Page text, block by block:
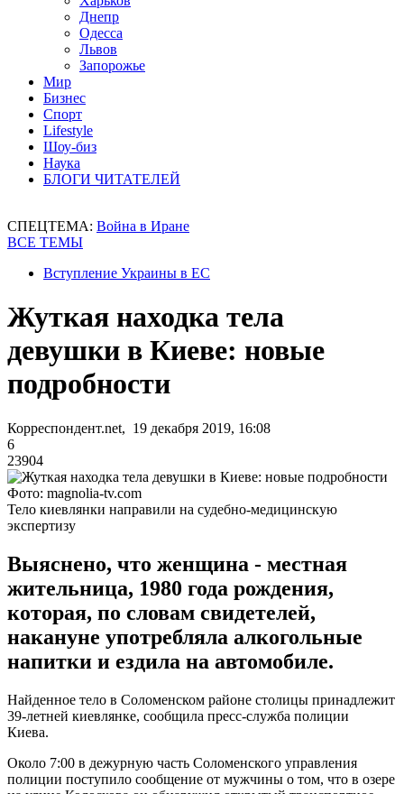
Днепр
Одесса
Львов
Запорожье
Мир
Бизнес
Спорт
Lifestyle
Шоу-биз
Наука
БЛОГИ ЧИТАТЕЛЕЙ
СПЕЦТЕМА: Война в Иране
ВСЕ ТЕМЫ
Вступление Украины в ЕС
Жуткая находка тела
девушки в Киеве: новые
подробности
Корреспондент.net, 19 декабря 2019, 16:08
6
23904
Фото: magnolia-tv.com
Тело киевлянки направили на судебно-медицинскую
экспертизу
Выяснено, что женщина - местная
жительница, 1980 года рождения,
которая, по словам свидетелей,
накануне употребляла алкогольные
напитки и ездила на автомобиле.
Найденное тело в Соломенском районе столицы принадлежит
39-летней киевлянке, сообщила пресс-служба полиции
Киева.
Около 7:00 в дежурную часть Соломенского управления
полиции поступило сообщение от мужчины о том, что в озере